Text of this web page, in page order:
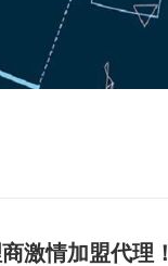
激情加盟代理！